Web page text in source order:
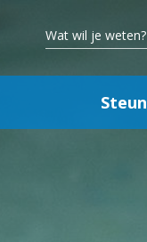
Steun